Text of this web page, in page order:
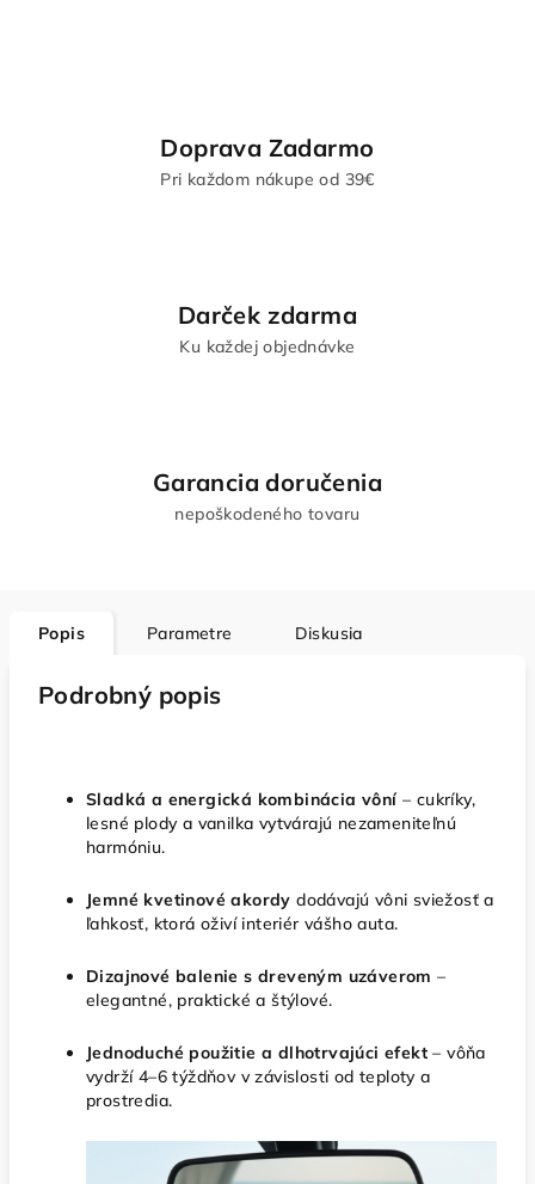
Doprava Zadarmo
Pri každom nákupe od 39€
Darček zdarma
Ku každej objednávke
Garancia doručenia
nepoškodeného tovaru
Popis Parametre Diskusia
Podrobný popis
Sladká a energická kombinácia vôní– cukríky,
lesné plody a vanilka vytvárajú nezameniteľnú
harmóniu.
Jemné kvetinové akordy dodávajú vôni sviežosť a
ľahkosť, ktorá oživí interiér vášho auta.
Dizajnové balenie s dreveným uzáverom –
elegantné, praktické a štýlové.
Jednoduché použitie a dlhotrvajúci efekt – vôňa
vydrží 4–6 týždňov v závislosti od teploty a
prostredia.